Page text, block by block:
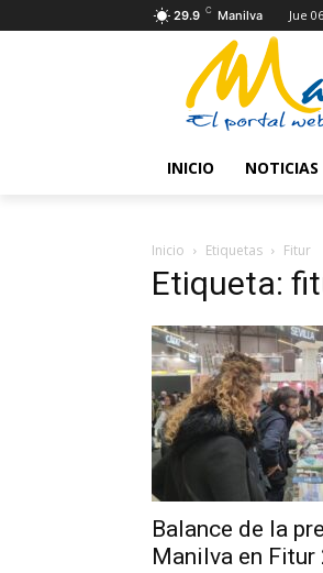
29.9 C Manilva Jue
INICIO NOTICIAS
Inicio Etiquetas Fitur
Etiqueta:
Balance de la
Manilva en Fitur